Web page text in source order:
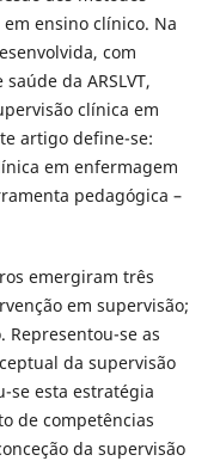
ensino clínico. Na
com
da ARSLVT,
clínica em
artigo define-se:
em enfermagem
pedagógica –
emergiram três
em supervisão;
Representou-se as
da supervisão
se esta estratégia
de competências
da supervisão